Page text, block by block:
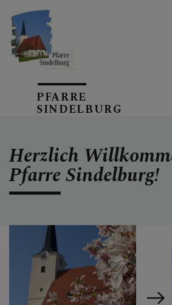
UNSERE
PFARRBLATT
PFARRE
SINDELBURG
Herzlich
Pfarre Sindelburg!